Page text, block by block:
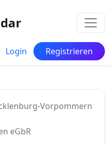
Login Registrieren
Vorpommern
eGbR